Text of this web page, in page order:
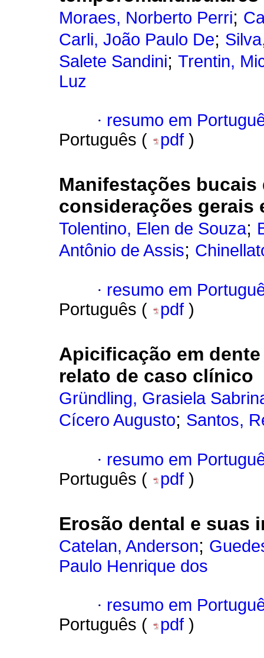
Moraes, Norberto Perri;
Carli, João Paulo De;
Salete Sandini; Trentin,
Luz
· resumo em
Português (
pdf )
Manifestações
considerações gerais
Tolentino, Elen de Souza;
Antônio de Assis;
· resumo em
Português (
pdf )
Apicificação em
relato de caso clínico
Gründling, Grasiela
Cícero Augusto; Santos,
· resumo em
Português (
pdf )
Erosão dental e suas
Catelan, Anderson;
Paulo Henrique dos
· resumo em
Português (
pdf )